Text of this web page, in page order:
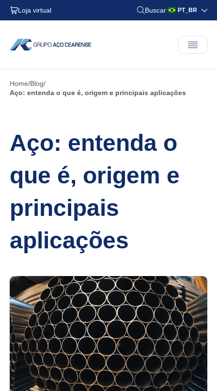
Loja virtual Buscar PT_BR
Home Blog
Aço: entenda o que é, origem e principais aplicações
Aço: entenda o
que é, origem e
principais
aplicações